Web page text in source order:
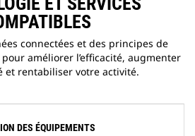
connectées et des principes de
améliorer l’efficacité, augmenter
et rentabiliser votre activité.
DES ÉQUIPEMENTS